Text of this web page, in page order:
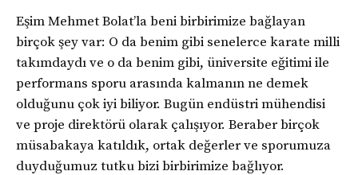
Eşim Mehmet Bolat’la beni birbirimize bağlayan
birçok şey var: O da benim gibi senelerce karate milli
takımdaydı ve o da benim gibi, üniversite eğitimi ile
performans sporu arasında kalmanın ne demek
olduğunu çok iyi biliyor. Bugün endüstri mühendisi
ve proje direktörü olarak çalışıyor. Beraber birçok
müsabakaya katıldık, ortak değerler ve sporumuza
duyduğumuz tutku bizi birbirimize bağlıyor.